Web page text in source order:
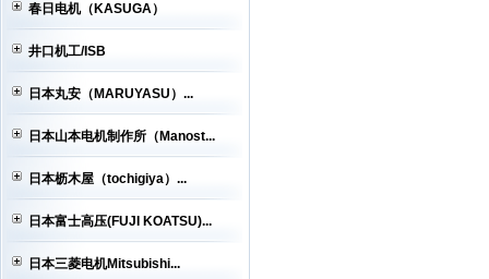
春日电机（KASUGA）
井口机工/ISB
日本丸安（MARUYASU）...
日本山本电机制作所（Manost...
日本枥木屋（tochigiya）...
日本富士高压(FUJI KOATSU)...
日本三菱电机Mitsubishi...